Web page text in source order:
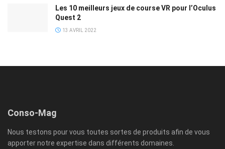
Les 10 meilleurs jeux de course VR pour l’Oculus
Quest 2
13 AVRIL 2022
Conso-Mag
Nous testons pour vous toutes sortes de produits afin de vous
apporter notre expertise dans différents domaines.